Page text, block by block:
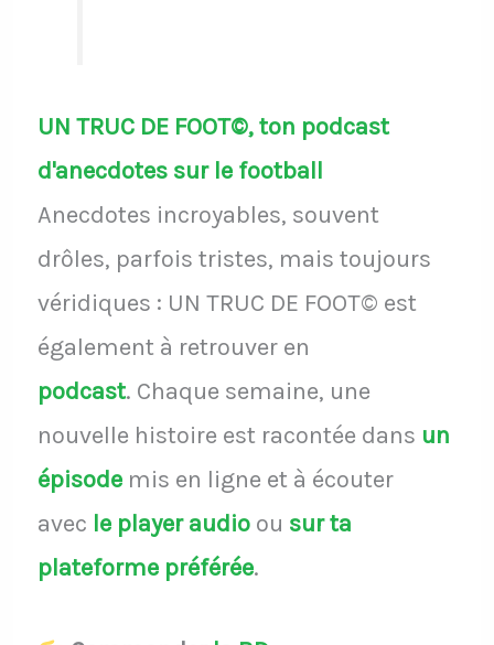
UN TRUC DE FOOT©, ton podcast
d'anecdotes sur le football
Anecdotes incroyables, souvent
drôles, parfois tristes, mais toujours
véridiques : UN TRUC DE FOOT© est
également à retrouver en
podcast. Chaque semaine, une
nouvelle histoire est racontée dans un
épisodemis en ligne et à écouter
avec le player audio ou sur ta
plateforme préférée.